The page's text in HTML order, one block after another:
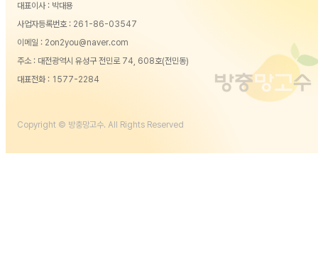
대표이사 : 박대용
사업자등록번호 : 261-86-03547
이메일 : 2on2you@naver.com
주소 : 대전광역시 유성구 전민로 74, 608호(전민동)
대표전화 : 1577-2284
Copyright © 방충망고수. All Rights Reserved